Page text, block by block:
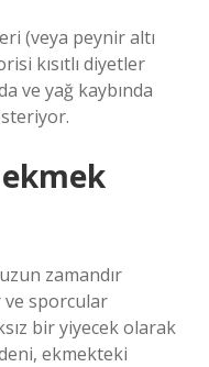
(veya peynir altı
kısıtlı diyetler
ve yağ kaybında
zamandır
ve sporcular
bir yiyecek olarak
ekmekteki